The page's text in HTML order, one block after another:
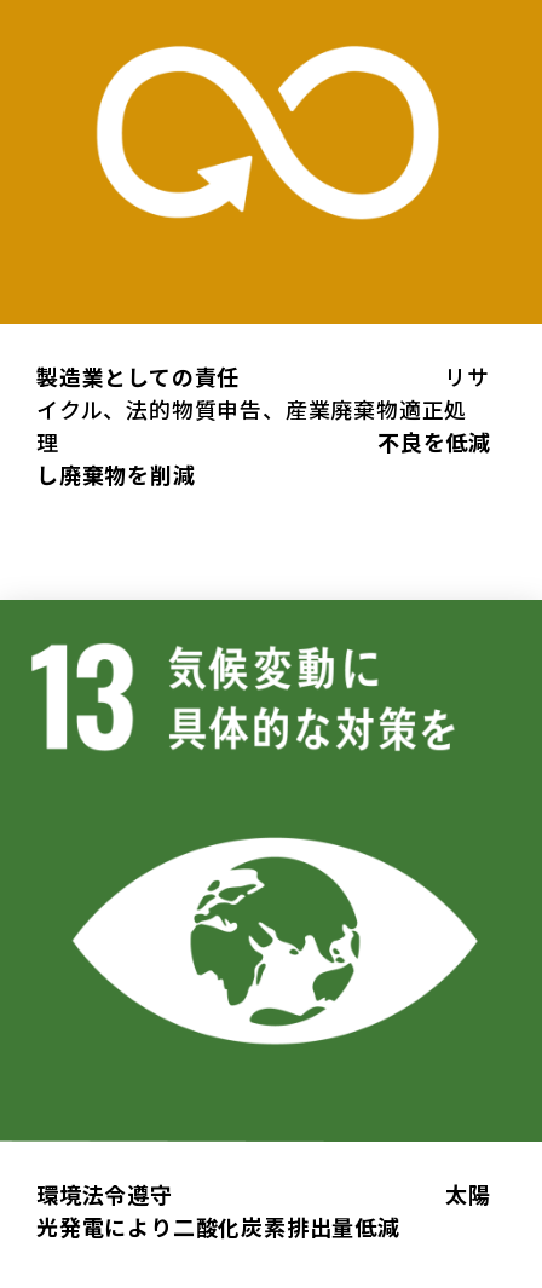
製造業としての責任 リサ
イクル、法的物質申告、産業廃棄物適正処
理 不良を低減
し廃棄物を削減
環境法令遵守 太陽
光発電により二酸化炭素排出量低減